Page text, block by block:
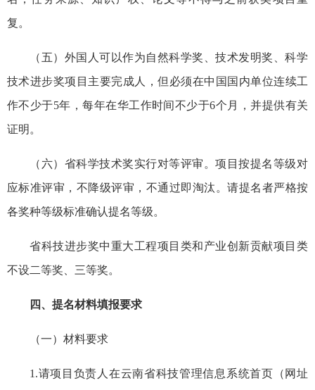
复。
（五）外国人可以作为自然科学奖、技术发明奖、科学
技术进步奖项目主要完成人，但必须在中国国内单位连续工
作不少于5年，每年在华工作时间不少于6个月，并提供有关
证明。
（六）省科学技术奖实行对等评审。项目按提名等级对
应标准评审，不降级评审，不通过即淘汰。请提名者严格按
各奖种等级标准确认提名等级。
省科技进步奖中重大工程项目类和产业创新贡献项目类
不设二等奖、三等奖。
四、提名材料填报要求
（一）材料要求
1.请项目负责人在云南省科技管理信息系统首页（网址